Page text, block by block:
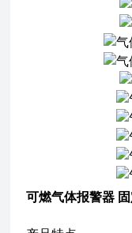
可燃气体报警器